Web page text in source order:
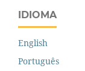
IDIOMA
English
Português